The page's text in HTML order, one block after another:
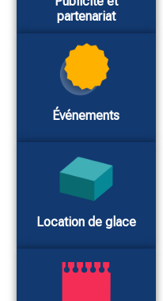
partenariat
Événements
Location de glace